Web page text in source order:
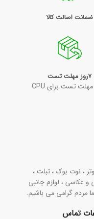
ضمانت اصالت کالا
7روز مهلت تست
، نوت بوک ، تبلت ،
و عکاسی ، لوازم جانبی
مردم گرامی می باشیم.
تماس